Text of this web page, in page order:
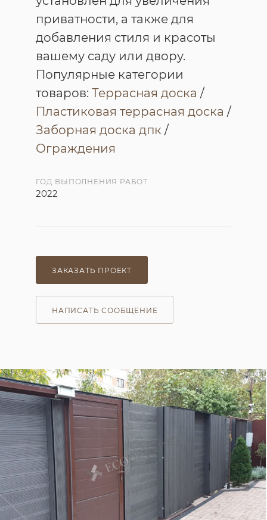
приватности, а также для
добавления стиля и красоты
вашему саду или двору.
Популярные категории
товаров: Террасная доска /
Пластиковая террасная доска /
Заборная доска дпк /
Ограждения
ГОД ВЫПОЛНЕНИЯ РАБОТ
2022
ЗАКАЗАТЬ ПРОЕКТ
НАПИСАТЬ СООБЩЕНИЕ